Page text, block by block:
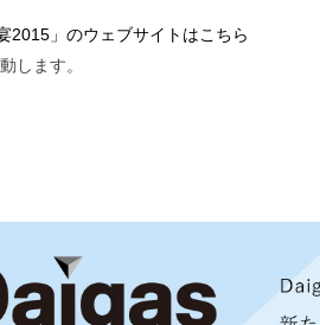
2015」のウェブサイトはこちら
します。